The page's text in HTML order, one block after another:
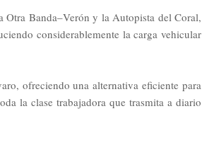
Otra Banda–Verón y la Autopista del Coral,
considerablemente la carga vehicular
ofreciendo una alternativa eficiente para
la clase trabajadora que trasmita a diario